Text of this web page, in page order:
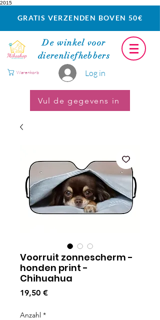
2015
GRATIS VERZENDEN BOVEN 50€
De winkel voor
dierenliefhebbers
Log in
Warenkorb
Vul de gegevens in
Voorruit zonnescherm -
honden print -
Chihuahua
19,50 €Preis
Anzahl *